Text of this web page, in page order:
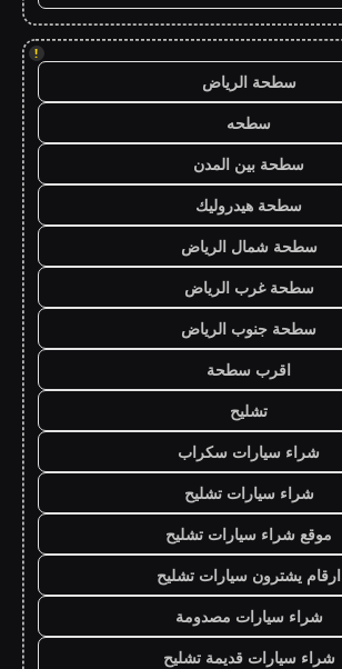
!
سطحة الرياض
سطحه
سطحة بين المدن
سطحة هيدروليك
سطحة شمال الرياض
سطحة غرب الرياض
سطحة جنوب الرياض
اقرب سطحة
تشليح
شراء سيارات سكراب
شراء سيارات تشليح
موقع شراء سيارات تشليح
ارقام يشترون سيارات تشليح
شراء سيارات مصدومة
شراء سيارات قديمة تشليح